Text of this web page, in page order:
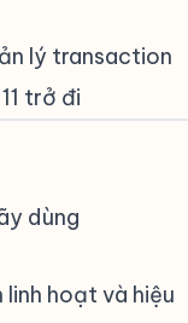
lý transaction
trở đi
dùng
hoạt và hiệu